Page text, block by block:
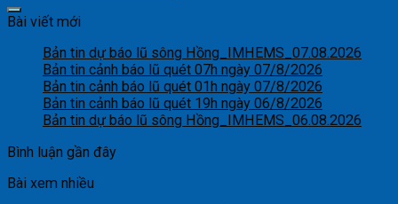
Bài viết mới
Bản tin dự báo lũ sông Hồng_IMHEMS_07.08.2026
Bản tin cảnh báo lũ quét 07h ngày 07/8/2026
Bản tin cảnh báo lũ quét 01h ngày 07/8/2026
Bản tin cảnh báo lũ quét 19h ngày 06/8/2026
Bản tin dự báo lũ sông Hồng_IMHEMS_06.08.2026
Bình luận gần đây
Bài xem nhiều